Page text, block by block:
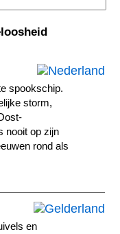
spookschip.
storm,
nooit op zijn
rond als
en